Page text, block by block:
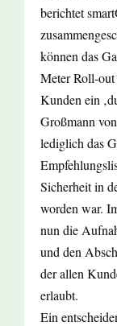
berichtet
können das
Meter Roll-
Kunden ein
Großmann
lediglich das
Sicherheit in
worden war.
nun die
und den
der allen
erlaubt.
Ein